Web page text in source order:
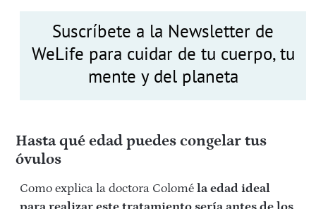
Suscríbete a la Newsletter de
WeLife para cuidar de tu cuerpo, tu
mente y del planeta
Hasta qué edad puedes congelar tus
óvulos
Como explica la doctora Colomé la edad ideal